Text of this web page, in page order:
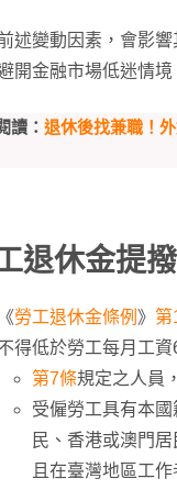
述變動因素，會影
開金融市場低迷情境
讀： 退休後找兼職！
退休金提
《勞工退休金條例 》 第
得低於勞工每月工資
第7條規定之人員
受僱勞工具有本
民、香港或澳門
且在臺灣地區工